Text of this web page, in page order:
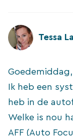
Tessa
Goedemiddag,
Ik heb een
heb in de
Welke is nou
AFF (Auto